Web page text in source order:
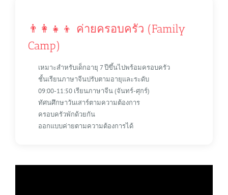
👨‍👩‍👧‍👦 ค่ายครอบครัว (Family
Camp)
เหมาะสำหรับเด็กอายุ 7 ปีขึ้นไปพร้อมครอบครัว
ชั้นเรียนภาษาจีนปรับตามอายุและระดับ
09:00-11:50 เรียนภาษาจีน (จันทร์-ศุกร์)
ทัศนศึกษาวันเสาร์ตามความต้องการ
ครอบครัวพักด้วยกัน
ออกแบบค่ายตามความต้องการได้